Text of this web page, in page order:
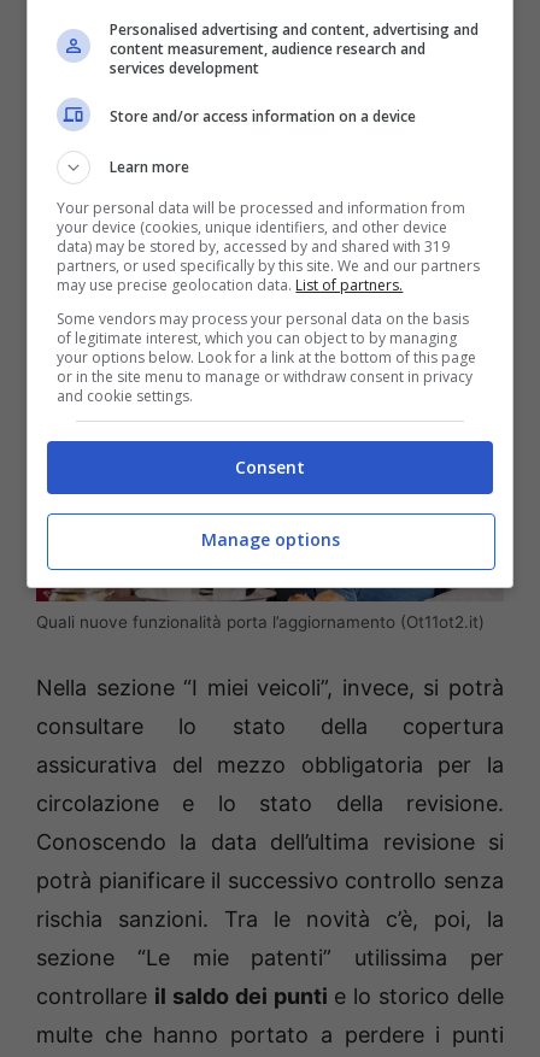
entrare nell’apposita sezione e cliccare su
“Ministero delle Infrastrutture e dei Trasporti”
per poi accedere alla sezione “I miei
pagamenti” per consultare lo stato dei
pagamenti effettuati alla Motorizzazione
Civile o i versamenti da pagare.
Quali nuove funzionalità porta l’aggiornamento (Ot11ot2.it)
Nella sezione “I miei veicoli”, invece, si potrà
consultare lo stato della copertura
assicurativa del mezzo obbligatoria per la
circolazione e lo stato della revisione.
Conoscendo la data dell’ultima revisione si
potrà pianificare il successivo controllo senza
rischia sanzioni. Tra le novità c’è, poi, la
sezione “Le mie patenti” utilissima per
controllare il saldo dei punti e lo storico delle
multe che hanno portato a perdere i punti
Personalised advertising and content, advertising and
content measurement, audience research and
services development
Store and/or access information on a device
Learn more
Your personal data will be processed and information from
your device (cookies, unique identifiers, and other device
data) may be stored by, accessed by and shared with 319
partners, or used specifically by this site. We and our partners
may use precise geolocation data. List of partners.
Some vendors may process your personal data on the basis
of legitimate interest, which you can object to by managing
your options below. Look for a link at the bottom of this page
or in the site menu to manage or withdraw consent in privacy
and cookie settings.
Consent
Manage options